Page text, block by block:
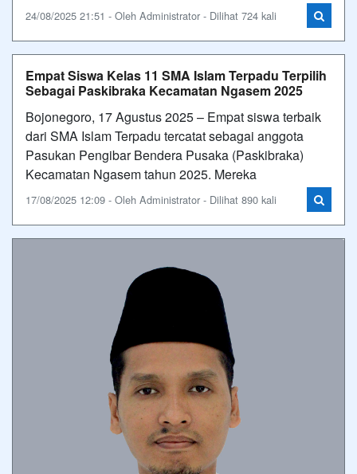
24/08/2025 21:51 - Oleh Administrator - Dilihat 724 kali
Empat Siswa Kelas 11 SMA Islam Terpadu Terpilih
Sebagai Paskibraka Kecamatan Ngasem 2025
Bojonegoro, 17 Agustus 2025 – Empat siswa terbaik
dari SMA Islam Terpadu tercatat sebagai anggota
Pasukan Pengibar Bendera Pusaka (Paskibraka)
Kecamatan Ngasem tahun 2025. Mereka
17/08/2025 12:09 - Oleh Administrator - Dilihat 890 kali